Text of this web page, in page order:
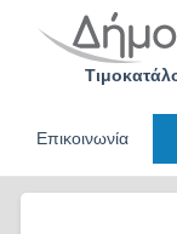
Επικοινωνία